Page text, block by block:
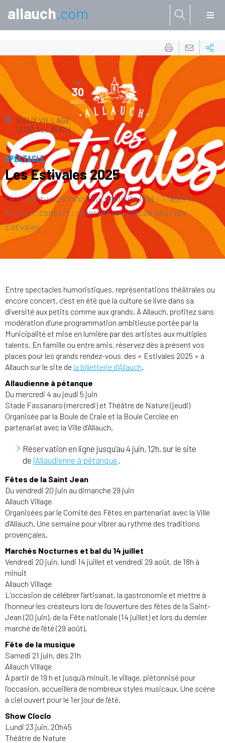
allauch.com
27
30
AOÛT
VIEUX VILLAGE
13190 ALLAUCH
SPECTACLE
Les Estivales 2025
Le rendez-vous incontournable de l'été ! Théâtre,
humour, concert : réservez vos places pour les
Estivales.
Entre spectacles humoristiques, représentations théâtrales ou
encore concert, c’est en été que la culture se livre dans sa
diversité aux petits comme aux grands. À Allauch, profitez sans
modération d’une programmation ambitieuse portée par la
Municipalité et mise en lumière par des artistes aux multiples
talents. En famille ou entre amis, réservez dès à présent vos
places pour les grands rendez-vous des « Estivales 2025 » à
Allauch sur le site de la billetterie d’Allauch.
Allaudienne à pétanque
Du mercredi 4 au jeudi 5 juin
Stade Fassanaro (mercredi) et Théâtre de Nature (jeudi)
Organisée par la Boule de Craie et la Boule Cerclée en
partenariat avec la Ville d’Allauch.
Réservation en ligne jusqu’au 4 juin, 12h, sur le site
de l’Allaudienne à pétanque.
Fêtes de la Saint Jean
Du vendredi 20 juin au dimanche 29 juin
Allauch Village
Organisées par le Comité des Fêtes en partenariat avec la Ville
d’Allauch. Une semaine pour vibrer au rythme des traditions
provençales.
Marchés Nocturnes et bal du 14 juillet
Vendredi 20 juin, lundi 14 juillet et vendredi 29 août, de 18h à
minuit
Allauch Village
L’occasion de célébrer l’artisanat, la gastronomie et mettre à
l’honneur les créateurs lors de l’ouverture des fêtes de la Saint-
Jean (20 juin), de la Fête nationale (14 juillet) et lors du dernier
marché de l’été (29 août).
Fête de la musique
Samedi 21 juin, dès 21h
Allauch Village
À partir de 19 h et jusqu’à minuit, le village, piétonnisé pour
l’occasion, accueillera de nombreux styles musicaux. Une scène
à ciel ouvert pour le 1er jour de l’été.
Show Cloclo
Lundi 23 juin, 20h45
Théâtre de Nature